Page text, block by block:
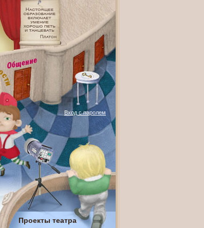
Вход с паролем
Проекты театра